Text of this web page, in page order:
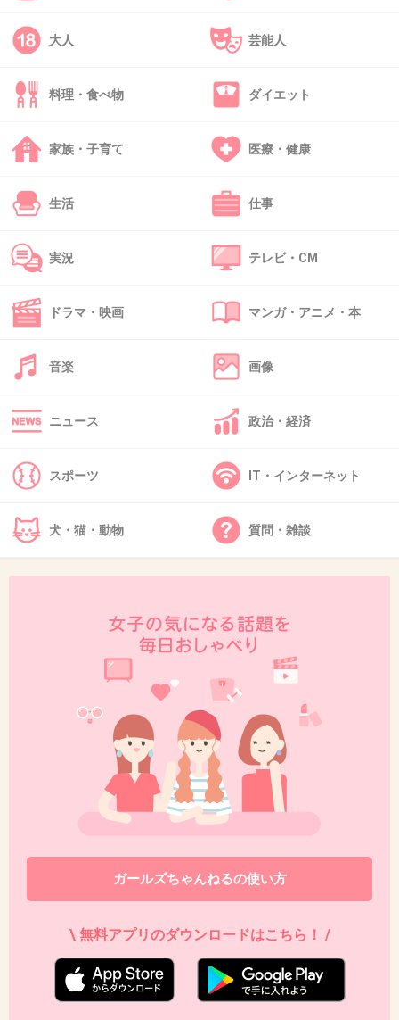
ホ代わりやビジネスマンのデリヘル御用達ホテ
捕もされない。批判されても仕方がない。
33. 匿名 2013/06/13(木) 12:29:30
とじゃないんだし」。女子アナの場合は「同情
とでもすぐに叩くよねw
みんなわざわざホテルの画像まで探してご苦労
努力を惜しまないんですね。
ラブホテルだから同情出来ないんじゃなくて
クラスのいじめっ子が良い歳こいても成長して
ない感じですね。
+229
2013/06/13(木) 12:32:32
逮捕されない理由はお金だよ。
一般人は何億も払えないから、逮捕
（もちろんわざとではない）
逮捕されなかった。
なぜなら2億ぐらいすぐにはらったから
大人 芸能人
料理・食べ物 ダイエット
家族・子育て 医療・健康
生活 仕事
実況 テレビ・CM
ドラマ・映画 マンガ・アニメ・本
音楽 画像
ニュース 政治・経済
スポーツ IT・インターネット
犬・猫・動物 質問・雑談
ガールズちゃんねるの使い方
\ 無料アプリのダウンロードはこちら！ /